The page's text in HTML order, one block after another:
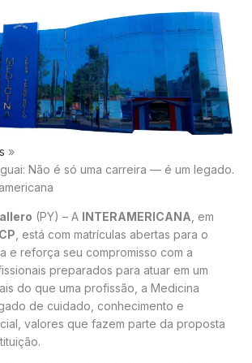
Não é só uma carreira — é um legado.
(PY) – A INTERAMERICANA , em
, está com matrículas abertas para o
e reforça seu compromisso com a
preparados para atuar em um
do que uma profissão, a Medicina
de cuidado, conhecimento e
valores que fazem parte da proposta